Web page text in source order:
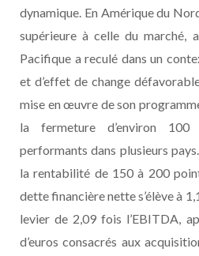
dynamique. En Amérique du
supérieure à celle du marché,
Pacifique a reculé dans un
et d’effet de change
mise en œuvre de son
la fermeture d’environ
performants dans plusieurs
la rentabilité de 150 à 200
dette financière nette s’élève à
levier de 2,09 fois l’EBITDA,
d’euros consacrés aux